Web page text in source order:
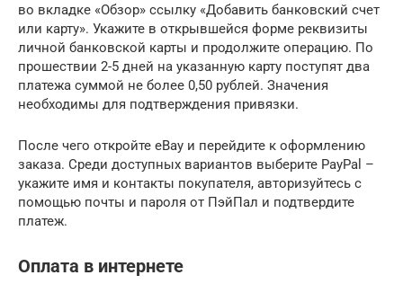
во вкладке «Обзор» ссылку «Добавить банковский счет
или карту». Укажите в открывшейся форме реквизиты
личной банковской карты и продолжите операцию. По
прошествии 2-5 дней на указанную карту поступят два
платежа суммой не более 0,50 рублей. Значения
необходимы для подтверждения привязки.
После чего откройте eBay и перейдите к оформлению
заказа. Среди доступных вариантов выберите PayPal –
укажите имя и контакты покупателя, авторизуйтесь с
помощью почты и пароля от ПэйПал и подтвердите
платеж.
Оплата в интернете